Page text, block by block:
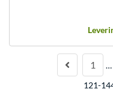
1 …
121-